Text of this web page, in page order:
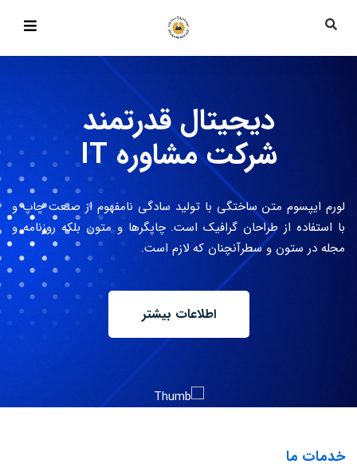
دیجیتال قدرتمند
شرکت مشاوره IT
لورم ایپسوم متن ساختگی با تولید سادگی نامفهوم از صنعت چاپ و
با استفاده از طراحان گرافیک است. چاپگرها و متون بلکه روزنامه و
مجله در ستون و سطرآنچنان که لازم است.
اطلاعات بیشتر
خدمات ما